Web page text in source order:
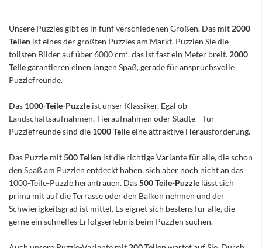
Unsere Puzzles gibt es in fünf verschiedenen Größen. Das mit 2000
Teilen ist eines der größten Puzzles am Markt. Puzzlen Sie die
tollsten Bilder auf über 6000 cm², das ist fast ein Meter breit. 2000
Teilegarantieren einen langen Spaß, gerade für anspruchsvolle
Puzzlefreunde.
Das 1000-Teile-Puzzle ist unser Klassiker. Egal ob
Landschaftsaufnahmen, Tieraufnahmen oder Städte – für
Puzzlefreunde sind die 1000 Teile eine attraktive Herausforderung.
Das Puzzle mit500 Teilen ist die richtige Variante für alle, die schon
den Spaß am Puzzlen entdeckt haben, sich aber noch nicht an das
1000-Teile-Puzzle herantrauen. Das500 Teile-Puzzle lässt sich
prima mit auf die Terrasse oder den Balkon nehmen und der
Schwierigkeitsgrad ist mittel. Es eignet sich bestens für alle, die
gerne ein schnelles Erfolgserlebnis beim Puzzlen suchen.